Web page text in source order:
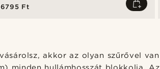
Ft
akkor az olyan szűrővel van